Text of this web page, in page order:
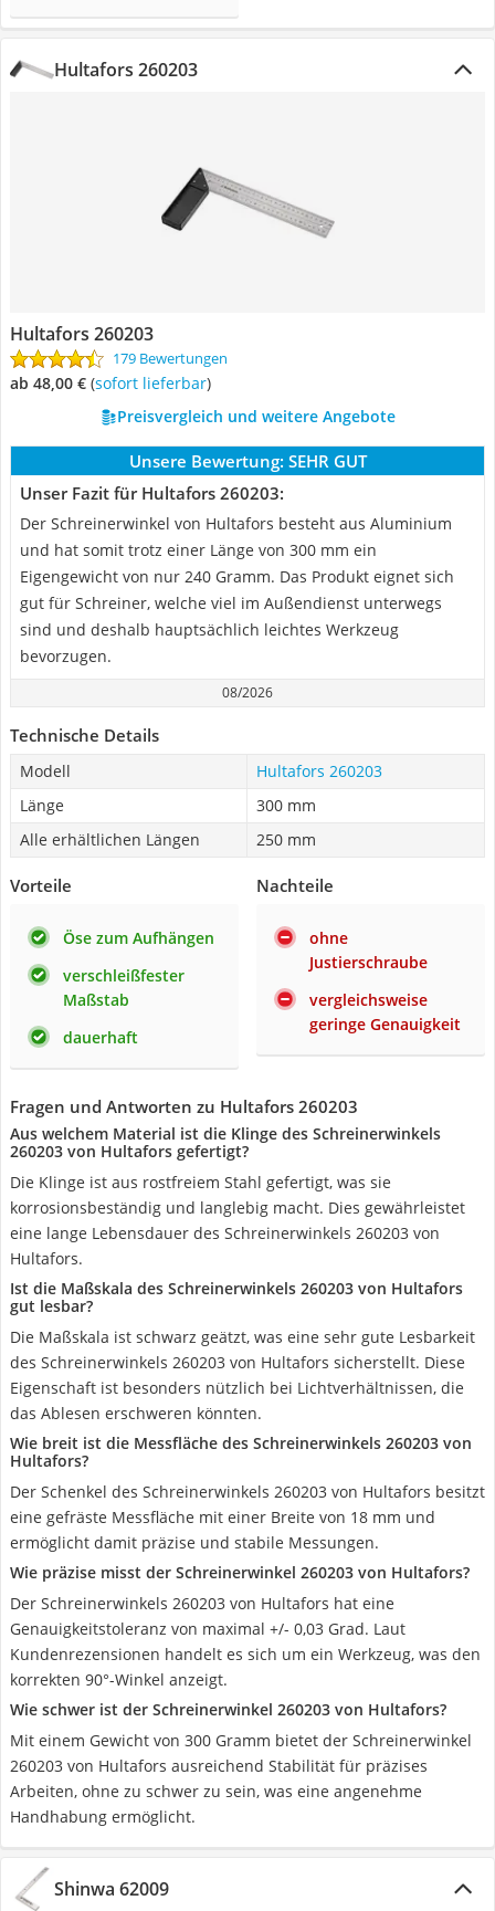
Hultafors 260203
Hultafors 260203
179 Bewertungen
ab 48,00 € ( Sofort lieferbar)
Preisvergleich und weitere Angebote
Unsere Bewertung: SEHR GUT
Unser Fazit für Hultafors 260203:
Der Schreinerwinkel von Hultafors besteht aus Aluminium
und hat somit trotz einer Länge von 300 mm ein
Eigengewicht von nur 240 Gramm. Das Produkt eignet sich
gut für Schreiner, welche viel im Außendienst unterwegs
sind und deshalb hauptsächlich leichtes Werkzeug
bevorzugen.
08/2026
Technische Details
Modell
Hultafors 260203
Länge
300 mm
Alle erhältlichen Längen
250 mm
Vorteile
Öse zum Aufhängen
verschleißfester
Maßstab
dauerhaft
Nachteile
ohne
Justierschraube
vergleichsweise
geringe Genauigkeit
Fragen und Antworten zu Hultafors 260203
Aus welchem Material ist die Klinge des Schreinerwinkels
260203 von Hultafors gefertigt?
Die Klinge ist aus rostfreiem Stahl gefertigt, was sie
korrosionsbeständig und langlebig macht. Dies gewährleistet
eine lange Lebensdauer des Schreinerwinkels 260203 von
Hultafors.
Ist die Maßskala des Schreinerwinkels 260203 von Hultafors
gut lesbar?
Die Maßskala ist schwarz geätzt, was eine sehr gute Lesbarkeit
des Schreinerwinkels 260203 von Hultafors sicherstellt. Diese
Eigenschaft ist besonders nützlich bei Lichtverhältnissen, die
das Ablesen erschweren könnten.
Wie breit ist die Messfläche des Schreinerwinkels 260203 von
Hultafors?
Der Schenkel des Schreinerwinkels 260203 von Hultafors besitzt
eine gefräste Messfläche mit einer Breite von 18 mm und
ermöglicht damit präzise und stabile Messungen.
Wie präzise misst der Schreinerwinkel 260203 von Hultafors?
Der Schreinerwinkels 260203 von Hultafors hat eine
Genauigkeitstoleranz von maximal +/- 0,03 Grad. Laut
Kundenrezensionen handelt es sich um ein Werkzeug, was den
korrekten 90°-Winkel anzeigt.
Wie schwer ist der Schreinerwinkel 260203 von Hultafors?
Mit einem Gewicht von 300 Gramm bietet der Schreinerwinkel
260203 von Hultafors ausreichend Stabilität für präzises
Arbeiten, ohne zu schwer zu sein, was eine angenehme
Handhabung ermöglicht.
Shinwa 62009